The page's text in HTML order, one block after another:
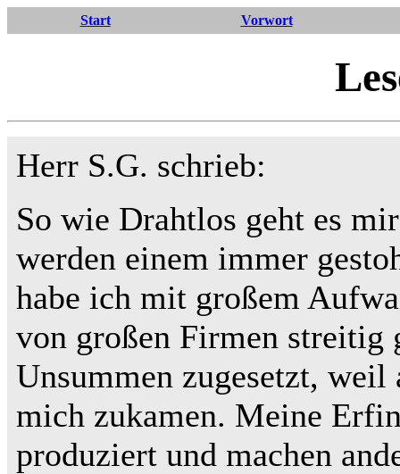
Start Vorwort
Herr S.G. schrieb:
So wie Drahtlos geht es
werden einem immer
habe ich mit großem
von großen Firmen streitig
Unsummen zugesetzt, weil
mich zukamen. Meine
produziert und machen